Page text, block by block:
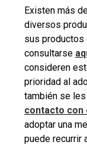
Existen más
diversos
sus productos
consultarse
consideren
prioridad al
también se
contacto con
adoptar una
puede recurrir